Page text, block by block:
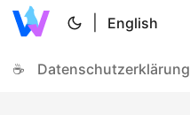
English
☕ Datenschutzerklärung